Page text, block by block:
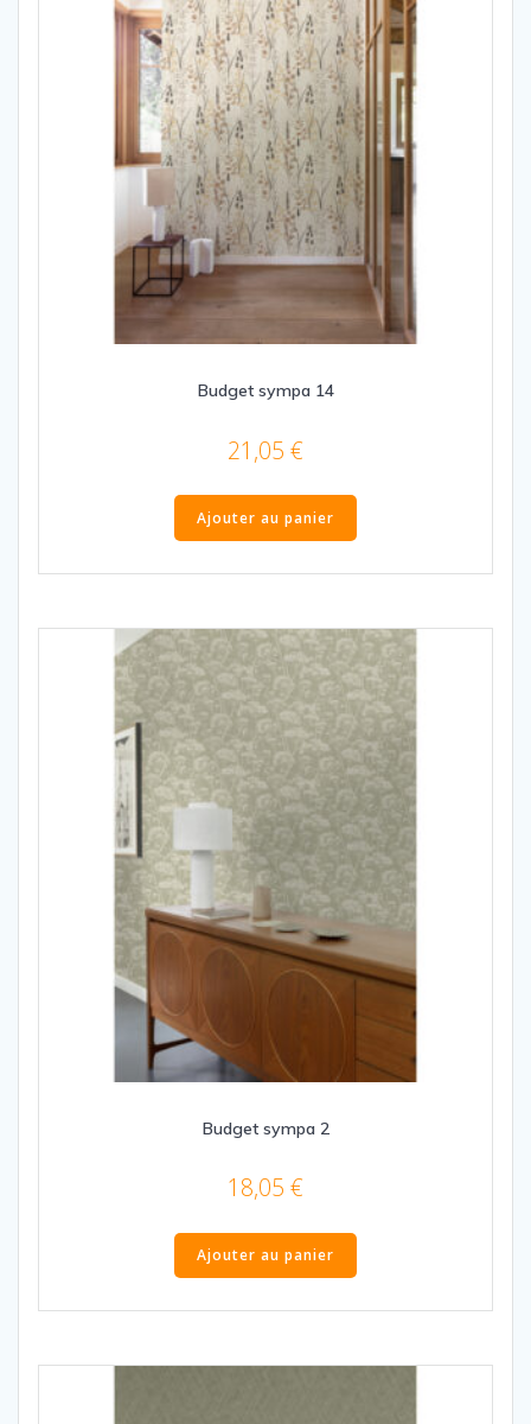
Budget sympa 14
21,05 €
Ajouter au panier
Budget sympa 2
18,05 €
Ajouter au panier